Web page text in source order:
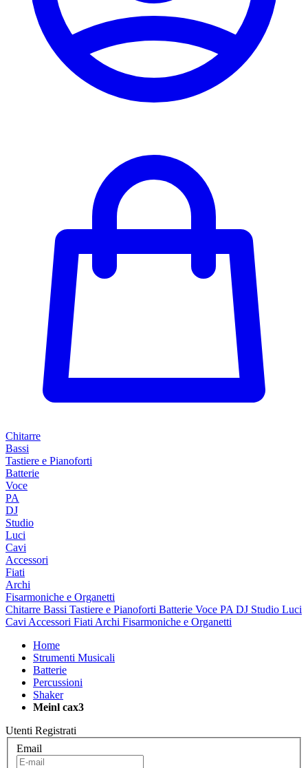
Chitarre
Bassi
Tastiere e Pianoforti
Batterie
Voce
PA
DJ
Studio
Luci
Cavi
Accessori
Fiati
Archi
Fisarmoniche e Organetti
Chitarre Bassi Tastiere e Pianoforti Batterie Voce PA DJ Studio Luci
Cavi Accessori Fiati Archi Fisarmoniche e Organetti
Home
Strumenti Musicali
Batterie
Percussioni
Shaker
Meinl cax3
Utenti Registrati
Email